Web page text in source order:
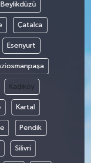
Beylikdüzü
Çatalca
Esenyurt
Kadıköy
Kartal
Pendik
Silivri